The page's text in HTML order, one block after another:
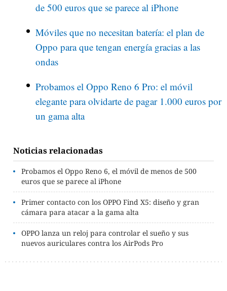
de 500 euros que se parece al iPhone
Móviles que no necesitan batería: el plan de
Oppo para que tengan energía gracias a las
ondas
Probamos el Oppo Reno 6 Pro: el móvil
elegante para olvidarte de pagar 1.000 euros por
un gama alta
Noticias relacionadas
Probamos el Oppo Reno 6, el móvil de menos de 500
euros que se parece al iPhone
Primer contacto con los OPPO Find X5: diseño y gran
cámara para atacar a la gama alta
OPPO lanza un reloj para controlar el sueño y sus
nuevos auriculares contra los AirPods Pro